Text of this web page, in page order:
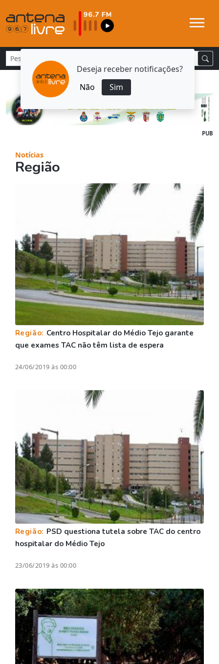
Deseja receber notificações?
Não
Sim
PUB
Notícias
Região
Região: Centro Hospitalar do Médio Tejo garante
que exames TAC não têm lista de espera
24/06/2019 às 00:00
Região: PSD questiona tutela sobre TAC do centro
hospitalar do Médio Tejo
23/06/2019 às 00:00